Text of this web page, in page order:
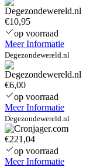
€10,95
op voorraad
Meer Informatie
Degezondewereld.nl
€6,00
op voorraad
Meer Informatie
Degezondewereld.nl
€221,04
op voorraad
Meer Informatie